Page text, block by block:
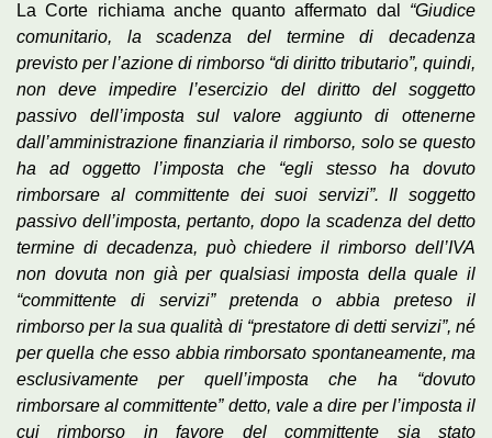
La Corte richiama anche quanto affermato dal “Giudice
comunitario, la scadenza del termine di decadenza
previsto per l’azione di rimborso “di diritto tributario”, quindi,
non deve impedire l’esercizio del diritto del soggetto
passivo dell’imposta sul valore aggiunto di ottenerne
dall’amministrazione finanziaria il rimborso, solo se questo
ha ad oggetto l’imposta che “egli stesso ha dovuto
rimborsare al committente dei suoi servizi”. Il soggetto
passivo dell’imposta, pertanto, dopo la scadenza del detto
termine di decadenza, può chiedere il rimborso dell’IVA
non dovuta non già per qualsiasi imposta della quale il
“committente di servizi” pretenda o abbia preteso il
rimborso per la sua qualità di “prestatore di detti servizi”, né
per quella che esso abbia rimborsato spontaneamente, ma
esclusivamente per quell’imposta che ha “dovuto
rimborsare al committente” detto, vale a dire per l’imposta il
cui rimborso in favore del committente sia stato